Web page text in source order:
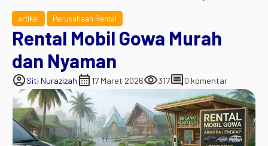
artikel Perusahaan Rental
Rental Mobil Gowa Murah
dan Nyaman
account_circleSiti Nurazizah calendar_month 17 Maret 2026visibility317comment0 komentar